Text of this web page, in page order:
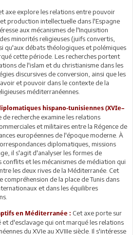
axe explore les relations entre pouvoir
production intellectuelle dans l'Espagne
aux mécanismes de l'Inquisition
minorités religieuses (juifs convertis,
qu'aux débats théologiques et polémiques
cette période. Les recherches portent
de l'islam et du christianisme dans les
discursives de conversion, ainsi que les
et pouvoir dans le contexte de la
méditerranéennes.
hispano-tunisiennes (XVIe–
de recherche examine les relations
et militaires entre la Régence de
européennes de l'époque moderne. À
diplomatiques, missions
il s'agit d'analyser les formes de
conflits et les mécanismes de médiation qui
les deux rives de la Méditerranée. Cet
compréhension de la place de Tunis dans
et dans les équilibres
en Méditerranée : Cet axe porte sur
d'esclavage qui ont marqué les relations
du XVIe au XVIIIe siècle. Il s'intéresse